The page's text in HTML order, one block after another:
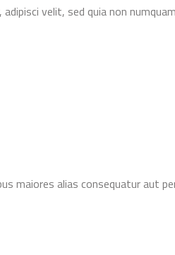
velit, sed quia non
maiores alias consequatur aut